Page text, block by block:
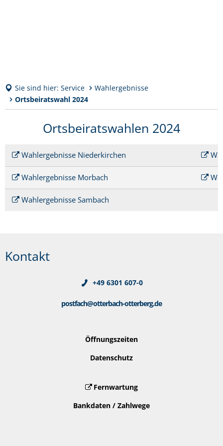
Sie sind hier: Service
Wahlergebnisse
Ortsbeiratswahl 2024
Ortsbeiratswahl
Ortsbeiratswahlen 2024
Wahlergebnisse Niederkirchen
Wahlergebnisse Morbach
Wahlergebnisse Sambach
Kontakt
+49 6301 607-0
postfach@otterbach-otterberg.de
Öffnungszeiten
Datenschutz
Fernwartung
Bankdaten / Zahlwege